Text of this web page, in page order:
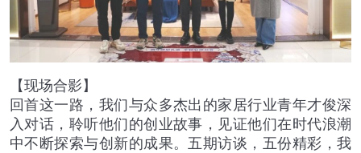
【现场合影】
回首这一路，我们与众多杰出的家居行业青年才俊深
入对话，聆听他们的创业故事，见证他们在时代浪潮
中不断探索与创新的成果。五期访谈，五份精彩，我